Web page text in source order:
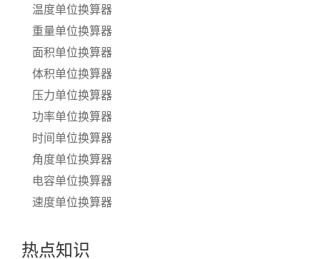
温度单位换算器
重量单位换算器
面积单位换算器
体积单位换算器
压力单位换算器
功率单位换算器
时间单位换算器
角度单位换算器
电容单位换算器
速度单位换算器
热点知识